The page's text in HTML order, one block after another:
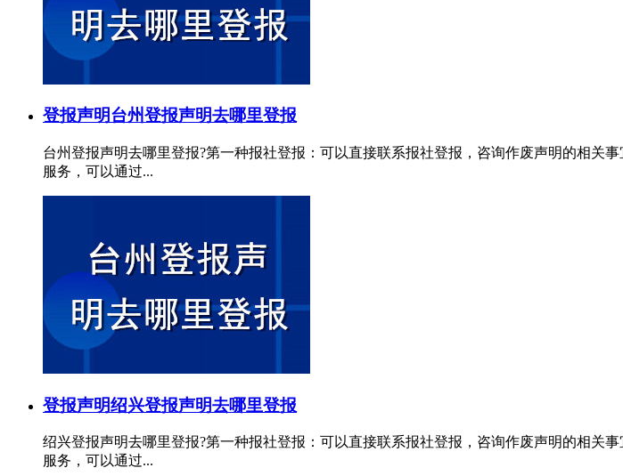
登报声明台州登报声明去哪里登报
台州登报声明去哪里登报?第一种报社登报：可以直接联系报社登报，咨询作废声明的相关
服务，可以通过...
登报声明绍兴登报声明去哪里登报
绍兴登报声明去哪里登报?第一种报社登报：可以直接联系报社登报，咨询作废声明的相关
服务，可以通过...